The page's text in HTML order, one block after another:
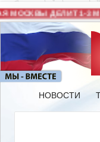
МОСКВЫ ДЕЛИТ 1-3
НОВОСТИ